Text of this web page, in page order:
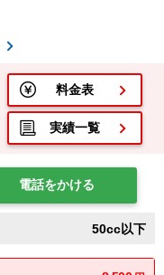
料金表
実績一覧
電話をかける
50cc以下